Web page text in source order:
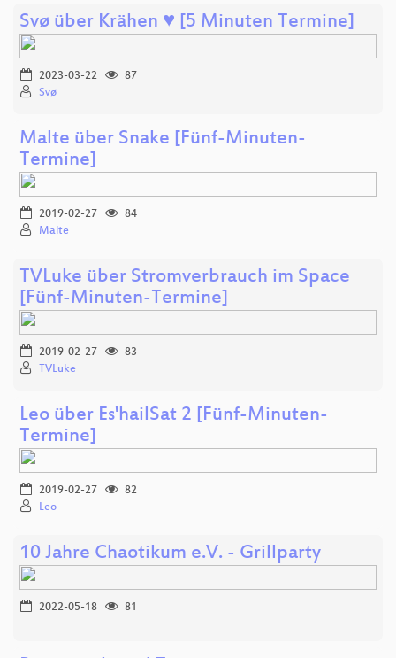
Svø über Krähen ♥ [5 Minuten Termine]
2023-03-22
87
Svø
Malte über Snake [Fünf-Minuten-
Termine]
2019-02-27
84
Malte
TVLuke über Stromverbrauch im Space
[Fünf-Minuten-Termine]
2019-02-27
83
TVLuke
Leo über Es'hailSat 2 [Fünf-Minuten-
Termine]
2019-02-27
82
Leo
10 Jahre Chaotikum e.V. - Grillparty
2022-05-18 81